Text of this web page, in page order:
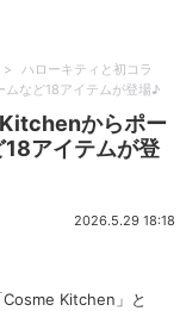
>
ハローキティと初コラ
など18アイテムが登場♪
からポー
アイテムが登
2026.5.29 18:18
Kitchen」と